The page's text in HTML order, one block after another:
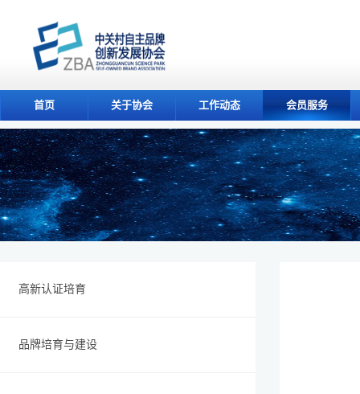
首页 关于协会 工作动态 会员服务
高新认证培育
品牌培育与建设